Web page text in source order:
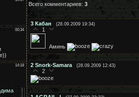
Всего комментариев: 3
3 Кабан (28.09.2009 19:34)
1
Аминь
2 Snork-Samara (28.09.2009 12:43)
2